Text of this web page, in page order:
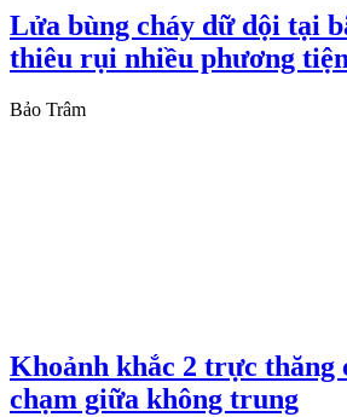
Lửa bùng cháy dữ dội tại
thiêu rụi nhiều phương
Bảo Trâm
Khoảnh khắc 2 trực thăng
chạm giữa không trung